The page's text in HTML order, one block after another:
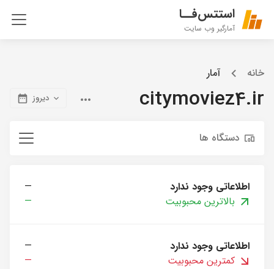
استتس‌فــا
آمارگیر وب سایت
خانه آمار
citymoviez4.ir دیروز
دستگاه ها
اطلاعاتی وجود ندارد
—
بالاترین محبوبیت
—
اطلاعاتی وجود ندارد
—
کمترین محبوبیت
—